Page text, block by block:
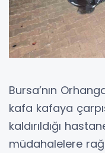
Bursa’nın
kafa kafaya
kaldırıldığı
müdahalelere